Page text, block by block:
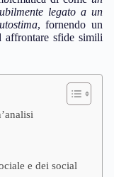
legato a un
, fornendo un
affrontare sfide simili
e dei social